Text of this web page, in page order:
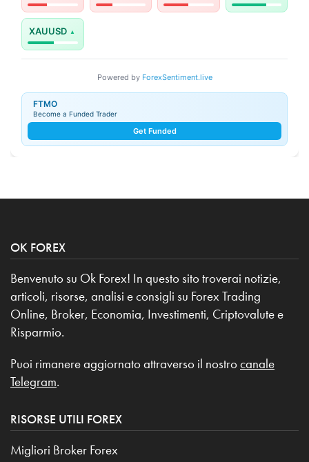
XAUUSD
Powered by ForexSentiment.live
FTMO
Become a Funded Trader
Get Funded
OK FOREX
Benvenuto su Ok Forex! In questo sito troverai notizie,
articoli, risorse, analisi e consigli su Forex Trading
Online, Broker, Economia, Investimenti, Criptovalute e
Risparmio.
Puoi rimanere aggiornato attraverso il nostro canale
Telegram.
RISORSE UTILI FOREX
Migliori Broker Forex